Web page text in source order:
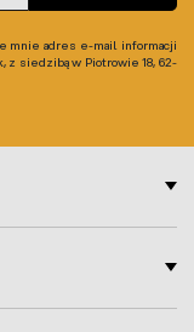
mnie adres e-mail informacji
z siedzibą w Piotrowie 18, 62-